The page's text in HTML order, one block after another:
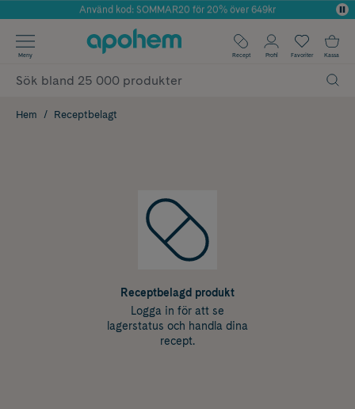
Årets Butik 2025 inom Skönhet
Använd kod: SOMMAR20 för 20% över 649kr
✓ Fri frakt
✓ Poäng på alla köp*
Meny Recept Profil Favoriter Kassa
Hem Receptbelagt
Receptbelagd produkt
Logga in för att se
lagerstatus och handla dina
recept.